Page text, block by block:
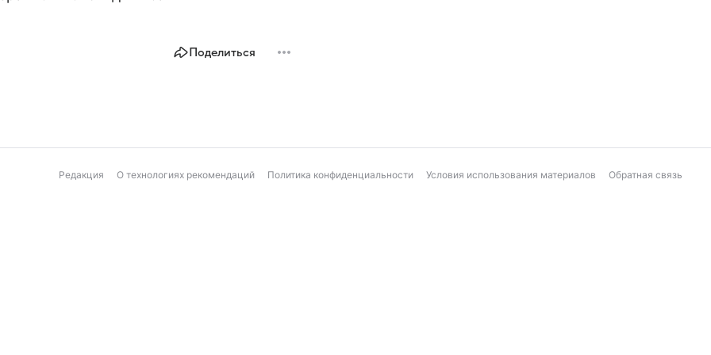
Поделиться
Редакция О технологиях рекомендаций Политика конфиденциальности Условия использования материалов Обратная связь